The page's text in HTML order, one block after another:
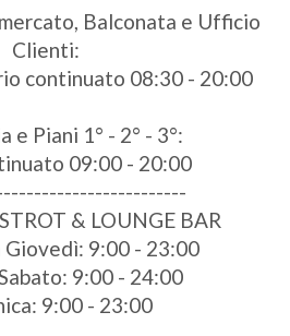
Balconata e Ufficio
Clienti:
continuato 08:30 - 20:00
e Piani 1° - 2° - 3°:
09:00 - 20:00
& LOUNGE BAR
Giovedì: 9:00 - 23:00
9:00 - 24:00
9:00 - 23:00